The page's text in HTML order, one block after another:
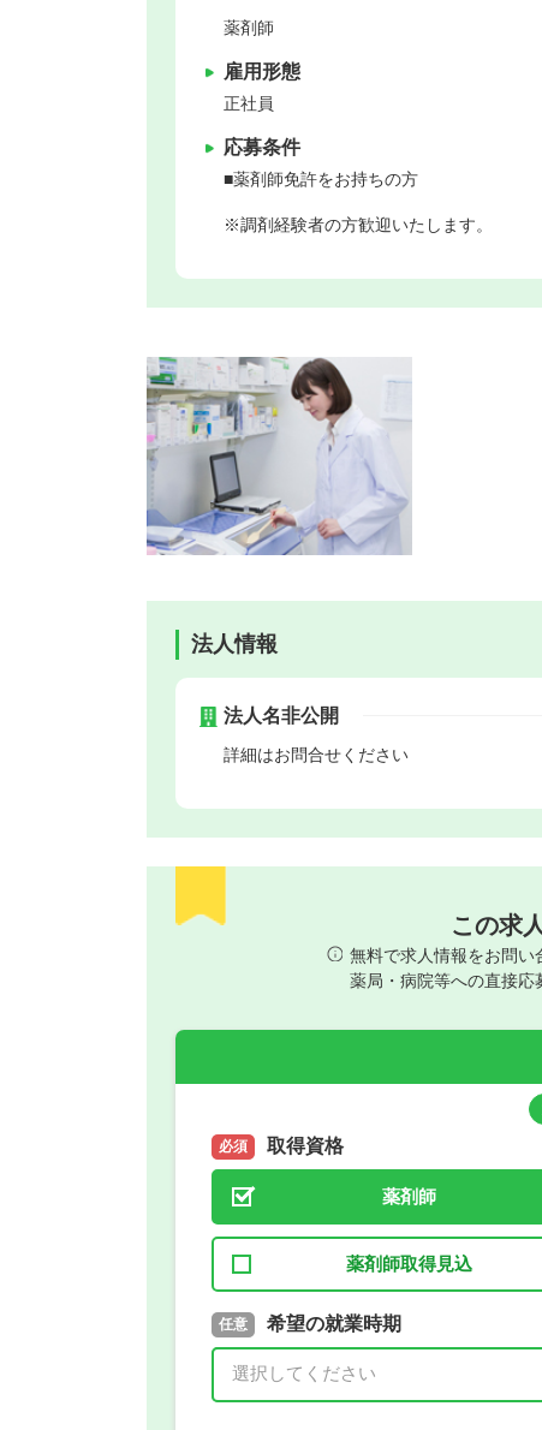
薬剤師
雇用形態
正社員
応募条件
■薬剤師免許をお持ちの方
※調剤経験者の方歓迎いたします。
法人情報
法人名非公開
詳細はお問合せください
この求
無料で求人情報をお問い
薬局・病院等への直接応
必須 取得資格
薬剤師
薬剤師取得見込
必須 取得予定年
年 3月
任意 希望の就業時期